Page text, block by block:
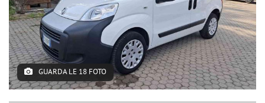
GUARDA LE 18 FOTO